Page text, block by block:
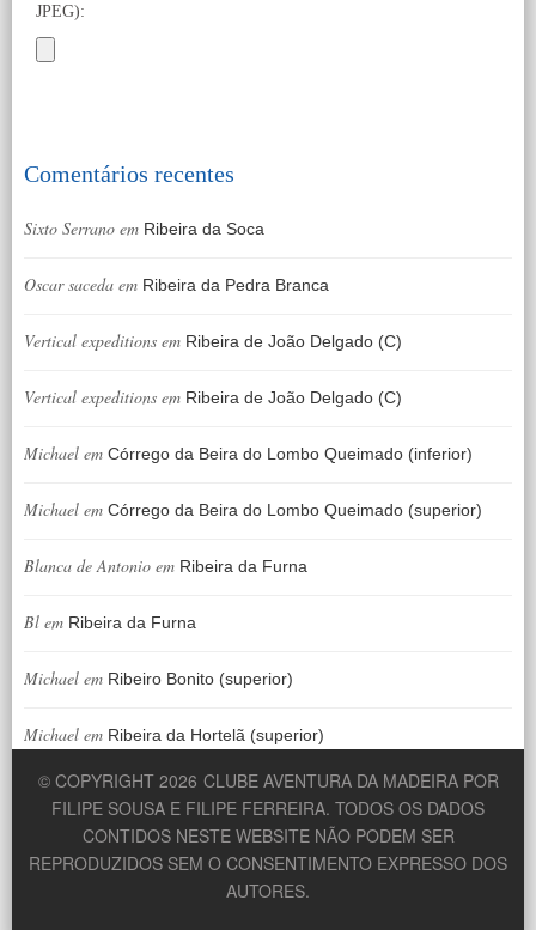
JPEG):
Comentários recentes
Sixto Serrano em Ribeira da Soca
Oscar saceda em Ribeira da Pedra Branca
Vertical expeditions em Ribeira de João Delgado (C)
Vertical expeditions em Ribeira de João Delgado (C)
Michael em Córrego da Beira do Lombo Queimado (inferior)
Michael em Córrego da Beira do Lombo Queimado (superior)
Blanca de Antonio em Ribeira da Furna
Bl em Ribeira da Furna
Michael em Ribeiro Bonito (superior)
Michael em Ribeira da Hortelã (superior)
© COPYRIGHT 2026 CLUBE AVENTURA DA MADEIRA POR
FILIPE SOUSA E FILIPE FERREIRA. TODOS OS DADOS
CONTIDOS NESTE WEBSITE NÃO PODEM SER
REPRODUZIDOS SEM O CONSENTIMENTO EXPRESSO DOS
AUTORES.